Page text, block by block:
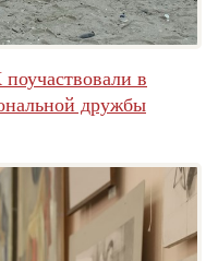
в
дружбы